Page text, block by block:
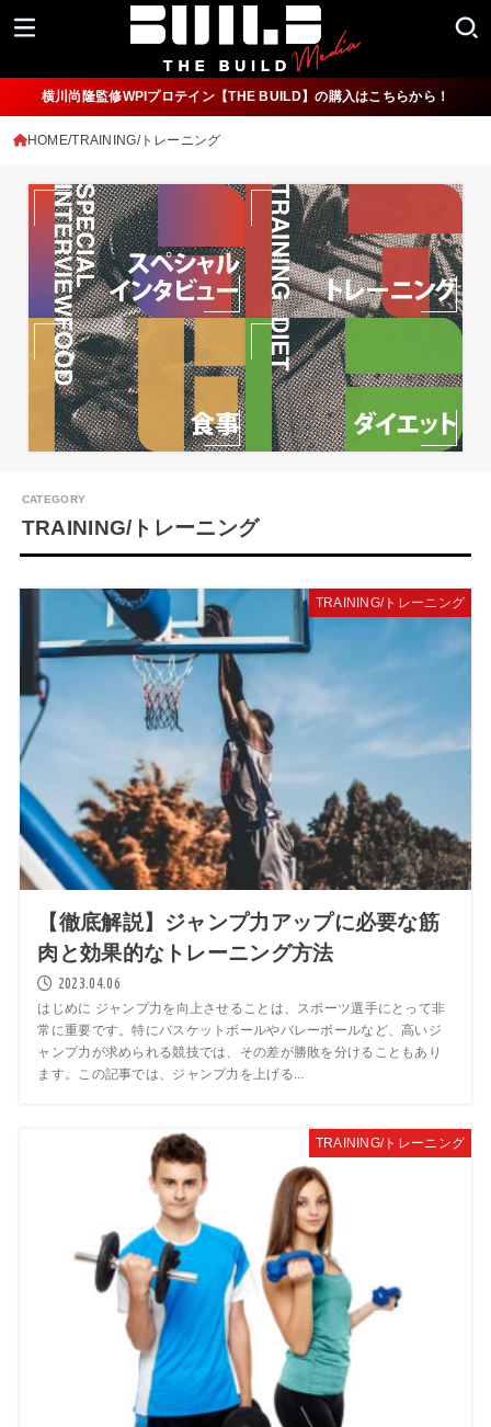
横川尚隆監修WPIプロテイン【THE BUILD】の購入はこちらから！
HOME TRAINING/トレーニング
TRAINING/トレーニング
TRAINING/トレーニング
【徹底解説】ジャンプ力アップに必要な筋
肉と効果的なトレーニング方法
2023.04.06
はじめに ジャンプ力を向上させることは、スポーツ選手にとって非
常に重要です。特にバスケットボールやバレーボールなど、高いジ
ャンプ力が求められる競技では、その差が勝敗を分けることもあり
ます。この記事では、ジャンプ力を上げる...
TRAINING/トレーニング